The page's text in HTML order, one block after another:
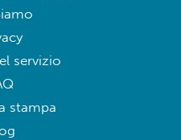
servizio
stampa